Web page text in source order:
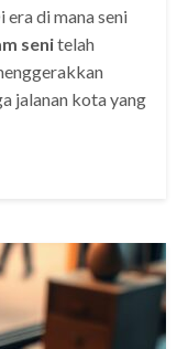
di mana seni
senitelah
jalanan kota yang